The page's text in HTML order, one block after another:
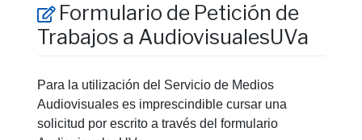
Formulario de Petición de
Trabajos a AudiovisualesUVa
Para la utilización del Servicio de Medios
Audiovisuales es imprescindible cursar una
solicitud por escrito a través del formulario